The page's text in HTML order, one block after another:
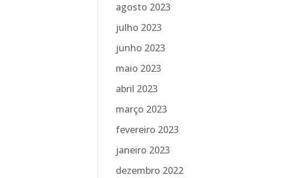
agosto 2023
julho 2023
junho 2023
maio 2023
abril 2023
março 2023
fevereiro 2023
janeiro 2023
dezembro 2022